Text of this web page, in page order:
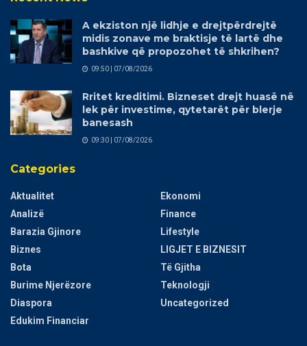
A ekziston një lidhje e drejtpërdrejtë
midis zonave me braktisje të lartë dhe
bashkive që propozohet të shkrihen?
09:50 | 07/08/2026
Rritet kreditimi. Bizneset drejt huasë në
lek për investime, qytetarët për blerje
banesash
09:30 | 07/08/2026
Categories
Aktualitet
Analizë
Barazia Gjinore
Biznes
Bota
Burime Njerëzore
Diaspora
Edukim Financiar
Ekonomi
Finance
Lifestyle
LIGJET E BIZNESIT
Të Gjitha
Teknologji
Uncategorized